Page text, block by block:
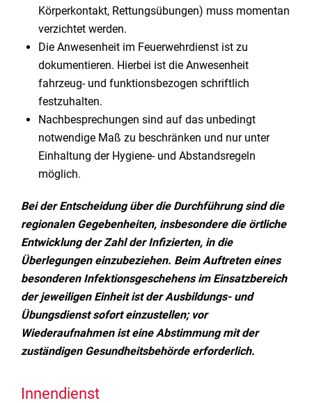
Körperkontakt, Rettungsübungen) muss momentan
verzichtet werden.
Die Anwesenheit im Feuerwehrdienst ist zu
dokumentieren. Hierbei ist die Anwesenheit
fahrzeug- und funktionsbezogen schriftlich
festzuhalten.
Nachbesprechungen sind auf das unbedingt
notwendige Maß zu beschränken und nur unter
Einhaltung der Hygiene- und Abstandsregeln
möglich.
Bei der Entscheidung über die Durchführung sind die
regionalen Gegebenheiten, insbesondere die örtliche
Entwicklung der Zahl der Infizierten, in die
Überlegungen einzubeziehen. Beim Auftreten eines
besonderen Infektionsgeschehens im Einsatzbereich
der jeweiligen Einheit ist der Ausbildungs- und
Übungsdienst sofort einzustellen; vor
Wiederaufnahmen ist eine Abstimmung mit der
zuständigen Gesundheitsbehörde erforderlich.
Innendienst